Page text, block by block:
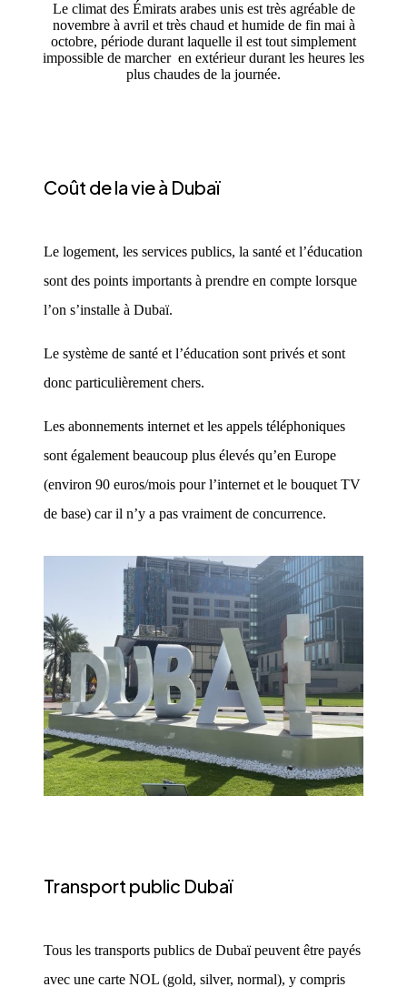
Le climat des Émirats arabes unis est très agréable de
novembre à avril et très chaud et humide de fin mai à
octobre, période durant laquelle il est tout simplement
impossible de marcher en extérieur durant les heures les
plus chaudes de la journée.
Coût de la vie à Dubaï
Le logement, les services publics, la santé et l’éducation
sont des points importants à prendre en compte lorsque
l’on s’installe à Dubaï.
Le système de santé et l’éducation sont privés et sont
donc particulièrement chers.
Les abonnements internet et les appels téléphoniques
sont également beaucoup plus élevés qu’en Europe
(environ 90 euros/mois pour l’internet et le bouquet TV
de base) car il n’y a pas vraiment de concurrence.
Transport public Dubaï
Tous les transports publics de Dubaï peuvent être payés
avec une carte NOL (gold, silver, normal), y compris